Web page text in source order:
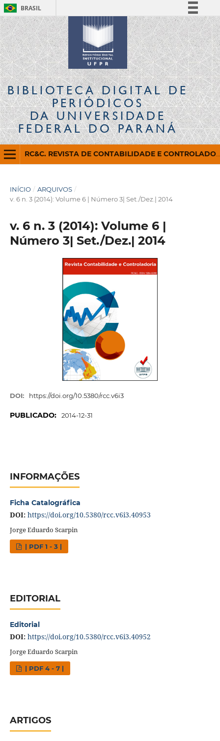
BRASIL
Simplifique!
Comunica BR
Participe
Acesso à informação
Legislação
Canais
BIBLIOTECA DIGITALDE
PERIÓDICOS
DA UNIVERSIDADE
FEDERAL DO PARANÁ
RC&C. REVISTA DE CONTABILIDADE E CONTROLADORIA
INÍCIO / ARQUIVOS /
v. 6 n. 3 (2014): Volume 6 | Número 3| Set./Dez.| 2014
v. 6 n. 3 (2014): Volume 6 |
Número 3| Set./Dez.| 2014
DOI: https://doi.org/10.5380/rcc.v6i3
PUBLICADO: 2014-12-31
INFORMAÇÕES
Ficha Catalográfica
DOI: https://doi.org/10.5380/rcc.v6i3.40953
Jorge Eduardo Scarpin
| PDF 1 - 3 |
EDITORIAL
Editorial
DOI: https://doi.org/10.5380/rcc.v6i3.40952
Jorge Eduardo Scarpin
| PDF 4 - 7 |
ARTIGOS